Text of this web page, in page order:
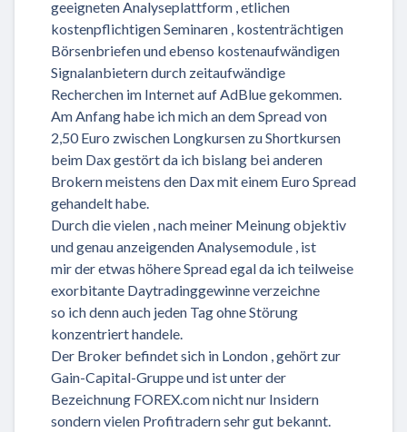
geeigneten Analyseplattform , etlichen
kostenpflichtigen Seminaren , kostenträchtigen
Börsenbriefen und ebenso kostenaufwändigen
Signalanbietern durch zeitaufwändige
Recherchen im Internet auf AdBlue gekommen.
Am Anfang habe ich mich an dem Spread von
2,50 Euro zwischen Longkursen zu Shortkursen
beim Dax gestört da ich bislang bei anderen
Brokern meistens den Dax mit einem Euro Spread
gehandelt habe.
Durch die vielen , nach meiner Meinung objektiv
und genau anzeigenden Analysemodule , ist
mir der etwas höhere Spread egal da ich teilweise
exorbitante Daytradinggewinne verzeichne
so ich denn auch jeden Tag ohne Störung
konzentriert handele.
Der Broker befindet sich in London , gehört zur
Gain-Capital-Gruppe und ist unter der
Bezeichnung FOREX.com nicht nur Insidern
sondern vielen Profitradern sehr gut bekannt.